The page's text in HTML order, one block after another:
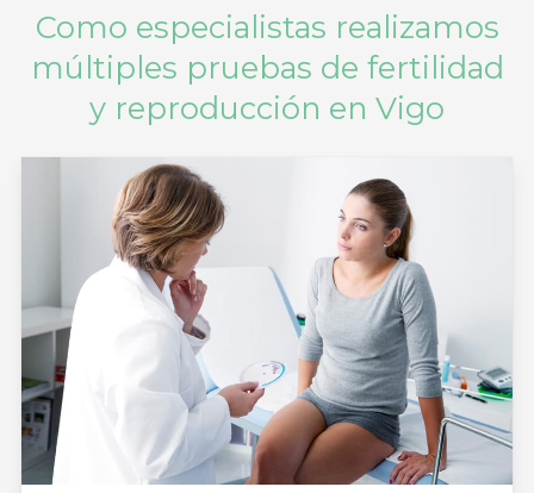
Como especialistas realizamos
múltiples pruebas de fertilidad
y reproducción en Vigo